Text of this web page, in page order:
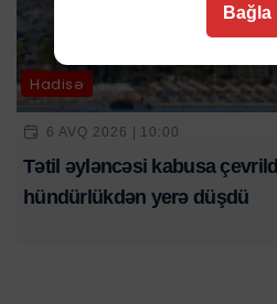
Hadisə
6 AVQ 2026 | 10:00
Tətil əyləncəsi kabusa
hündürlükdən yerə düşdü
Bağla